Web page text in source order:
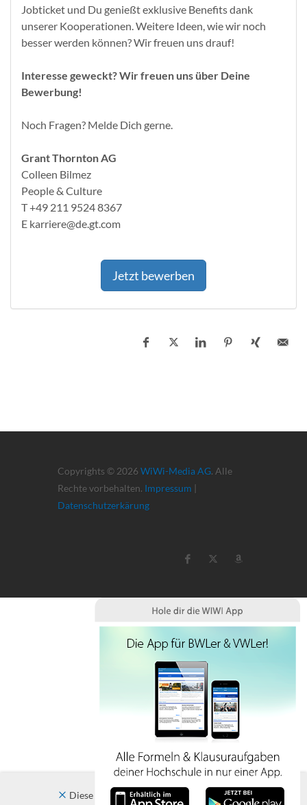
Jobticket und Du genießt exklusive Benefits dank
unserer Kooperationen. Weitere Ideen, wie wir noch
besser werden können? Wir freuen uns drauf!
Interesse geweckt? Wir freuen uns über Deine
Bewerbung!
Noch Fragen? Melde Dich gerne.
Grant Thornton AG
Colleen Bilmez
People & Culture
T +49 211 9524 8367
E karriere@de.gt.com
Jetzt bewerben
Copyrights © 2026 WiWi-Media AG. Alle
Rechte vorbehalten. Impressum |
Datenschutzerkärung
Diese Website verwendet Cookies. Indem